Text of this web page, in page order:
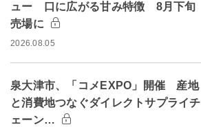
ュー 口に広がる甘み特徴 8月下旬
売場に
2026.08.05
泉大津市、「コメEXPO」開催 産地
と消費地つなぐダイレクトサプライチ
ェーン…